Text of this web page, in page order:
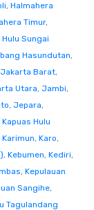
, Halmahera
Timur,
Hulu Sungai
Hasundutan,
Jakarta Barat,
Utara, Jambi,
, Jepara,
Kapuas Hulu
Karimun, Karo,
, Kebumen, Kediri,
, Kepulauan
Sangihe,
Tagulandang